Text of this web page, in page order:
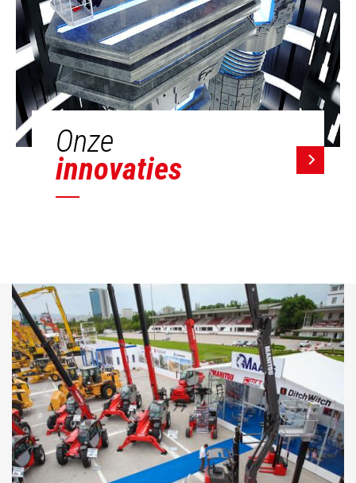
Onze
innovaties